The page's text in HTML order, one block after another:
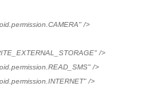
/>
/>
/>
/>